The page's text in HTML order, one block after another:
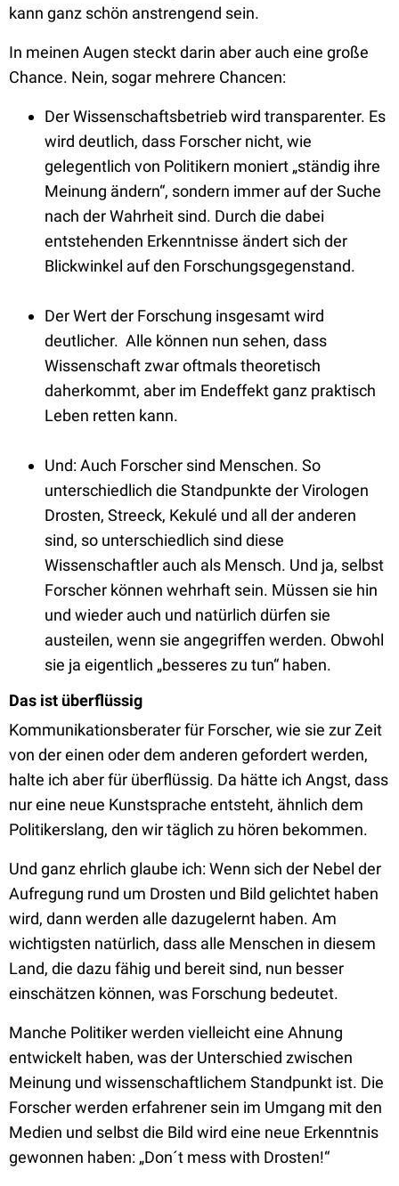
kann ganz schön anstrengend sein.
In meinen Augen steckt darin aber auch eine große
Chance. Nein, sogar mehrere Chancen:
Der Wissenschaftsbetrieb wird transparenter. Es
wird deutlich, dass Forscher nicht, wie
gelegentlich von Politikern moniert „ständig ihre
Meinung ändern“, sondern immer auf der Suche
nach der Wahrheit sind. Durch die dabei
entstehenden Erkenntnisse ändert sich der
Blickwinkel auf den Forschungsgegenstand.
Der Wert der Forschung insgesamt wird
deutlicher. Alle können nun sehen, dass
Wissenschaft zwar oftmals theoretisch
daherkommt, aber im Endeffekt ganz praktisch
Leben retten kann.
Und: Auch Forscher sind Menschen. So
unterschiedlich die Standpunkte der Virologen
Drosten, Streeck, Kekulé und all der anderen
sind, so unterschiedlich sind diese
Wissenschaftler auch als Mensch. Und ja, selbst
Forscher können wehrhaft sein. Müssen sie hin
und wieder auch und natürlich dürfen sie
austeilen, wenn sie angegriffen werden. Obwohl
sie ja eigentlich „besseres zu tun“ haben.
Das ist überflüssig
Kommunikationsberater für Forscher, wie sie zur Zeit
von der einen oder dem anderen gefordert werden,
halte ich aber für überflüssig. Da hätte ich Angst, dass
nur eine neue Kunstsprache entsteht, ähnlich dem
Politikerslang, den wir täglich zu hören bekommen.
Und ganz ehrlich glaube ich: Wenn sich der Nebel der
Aufregung rund um Drosten und Bild gelichtet haben
wird, dann werden alle dazugelernt haben. Am
wichtigsten natürlich, dass alle Menschen in diesem
Land, die dazu fähig und bereit sind, nun besser
einschätzen können, was Forschung bedeutet.
Manche Politiker werden vielleicht eine Ahnung
entwickelt haben, was der Unterschied zwischen
Meinung und wissenschaftlichem Standpunkt ist. Die
Forscher werden erfahrener sein im Umgang mit den
Medien und selbst die Bild wird eine neue Erkenntnis
gewonnen haben: „Don´t mess with Drosten!“